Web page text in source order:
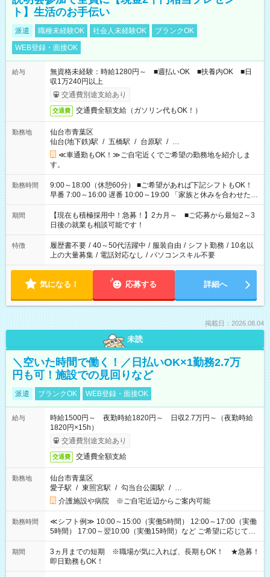
ト】生活のお手伝い
派遣 職種未経験OK 社会人未経験OK
ブランクOK
WEB登録・面接OK
給与
無資格未経験：時給1280円～ ■週払いOK ■扶養内OK ■日
収1万240円以上
交通費別途支給あり
交通費 交通費全額支給（ガソリン代もOK！）
勤務地
仙台市青葉区
仙台(地下鉄)駅 / 五橋駅 / 台原駅 / …
≪車通勤もOK！≫ご自宅近くでご希望の勤務地を紹介しま
す。
勤務時間
9:00～18:00（休憩60分） ■ご希望があれば下記シフトもOK！
早番 7:00～16:00 遅番 10:00～19:00 「家族と休みを合わせた
い」 「余裕を持って夕飯の準備がしたい」 「できれば残業はし
たくない」 など、ご希望を教えてくださいね。 ※Wワーク希望
の方へ 今ご覧のお仕事で希望する勤務時間と、もう1つのお仕事
の勤務時間。 合計で週40時間を超える場合は応募できません。
期間
【現在も積極採用中！急募！】2カ月～ ■ご応募から最短2～3
日後の就業も相談可能です！
特徴 履歴書不要 / 40～50代活躍中 / 服装自由 / シフト勤務 / 10名以
上の大量募集 / 電話対応なし / パソコンスキル不要
気になる！ 応募する 詳細へ
掲載日：2026.08.04
未読
＼空いた時間で働く！／日払いOK×1勤務2.7万
円も可！施設での見回りなど
派遣 ブランクOK WEB登録・面接OK
給与
時給1500円～ 夜勤時給1820円～ 日収2.7万円～（夜勤時給
1820円×15h）
交通費別途支給あり
交通費 交通費全額支給
勤務地
仙台市青葉区
愛子駅 / 東照宮駅 / 勾当台公園駅 / …
介護施設や病院 ※ご自宅近辺からご案内可能
勤務時間
≪シフト例≫ 10:00～15:00（実働5時間） 12:00～17:00（実働
5時間） 17:00～翌10:00（実働15時間）など ご希望に応じて、
働く時間は調整できます！ お気軽に担当へ相談ください！
期間
3ヵ月までの短期 ※職場が気に入れば、長期もOK！ ★急募！
即日勤務もOK！